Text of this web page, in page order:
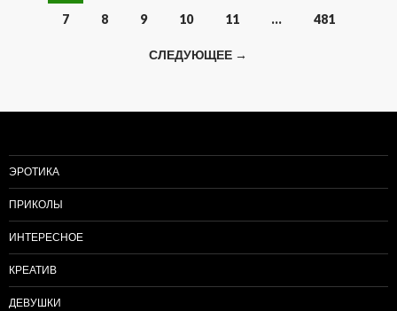
Навигация
7 8 9 10 11 … 481
СЛЕДУЮЩЕЕ →
ЭРОТИКА
ПРИКОЛЫ
ИНТЕРЕСНОЕ
КРЕАТИВ
ДЕВУШКИ